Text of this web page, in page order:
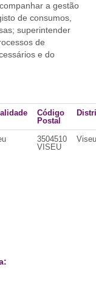
a gestão
de consumos,
superintender
de
e do
Código
Postal
3504510
VISEU
Viseu